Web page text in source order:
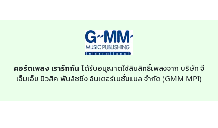
คอร์ดเพลง เรารักกัน ได้รับอนุญาตใช้ลิขสิทธิ์เพลงจาก บริษัท จี
เอ็มเอ็ม มิวสิค พับลิชชิ่ง อินเตอร์เนชั่นแนล จำกัด (GMM MPI)